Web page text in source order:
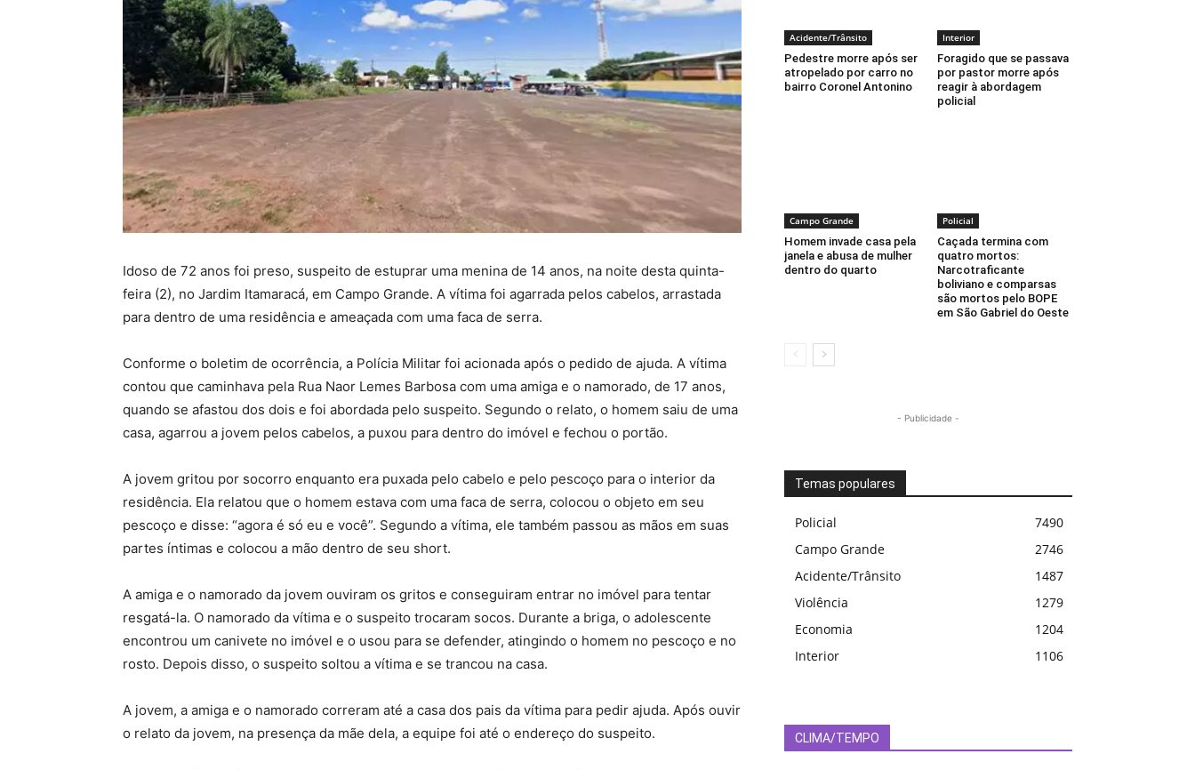
Idoso de 72 anos foi preso, suspeito de estuprar uma menina de 14 anos, na noite desta quinta-
feira (2), no Jardim Itamaracá, em Campo Grande. A vítima foi agarrada pelos cabelos, arrastada
para dentro de uma residência e ameaçada com uma faca de serra.
Conforme o boletim de ocorrência, a Polícia Militar foi acionada após o pedido de ajuda. A vítima
contou que caminhava pela Rua Naor Lemes Barbosa com uma amiga e o namorado, de 17 anos,
quando se afastou dos dois e foi abordada pelo suspeito. Segundo o relato, o homem saiu de uma
casa, agarrou a jovem pelos cabelos, a puxou para dentro do imóvel e fechou o portão.
A jovem gritou por socorro enquanto era puxada pelo cabelo e pelo pescoço para o interior da
residência. Ela relatou que o homem estava com uma faca de serra, colocou o objeto em seu
pescoço e disse: “agora é só eu e você”. Segundo a vítima, ele também passou as mãos em suas
partes íntimas e colocou a mão dentro de seu short.
A amiga e o namorado da jovem ouviram os gritos e conseguiram entrar no imóvel para tentar
resgatá-la. O namorado da vítima e o suspeito trocaram socos. Durante a briga, o adolescente
encontrou um canivete no imóvel e o usou para se defender, atingindo o homem no pescoço e no
rosto. Depois disso, o suspeito soltou a vítima e se trancou na casa.
A jovem, a amiga e o namorado correram até a casa dos pais da vítima para pedir ajuda. Após ouvir
o relato da jovem, na presença da mãe dela, a equipe foi até o endereço do suspeito.
Acidente/Trânsito
Pedestre morre após ser
atropelado por carro no
bairro Coronel Antonino
Interior
Foragido que se passava
por pastor morre após
reagir à abordagem
policial
Campo Grande
Homem invade casa pela
janela e abusa de mulher
dentro do quarto
Policial
Caçada termina com
quatro mortos:
Narcotraficante
boliviano e comparsas
são mortos pelo BOPE
em São Gabriel do Oeste
- Publicidade -
Temas populares
Policial
7490
Campo Grande
2746
Acidente/Trânsito
1487
Violência
1279
Economia
1204
Interior
1106
CLIMA/TEMPO